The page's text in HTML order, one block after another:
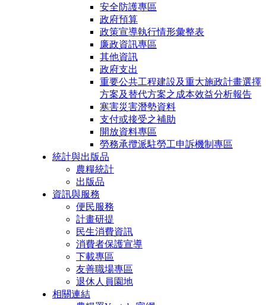
安全防護專區
政府預算
政策宣導執行情形彙整表
廉政資訊專區
其他資訊
政府支出
重要公共工程建設及重大施政計畫選擇
方案及替代方案之成本效益分析報告
寒害災害潛勢資料
支付或接受之補助
開放資料專區
勞務承攬派駐勞工申訴機制專區
統計與出版品
農糧統計
出版品
資訊與服務
便民服務
計畫研提
民生消費資訊
消費者保護宣導
下載專區
友善職場專區
退休人員園地
相關連結